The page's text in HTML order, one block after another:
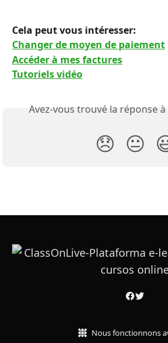
Cela peut vous intéresser:
Changer de moyen de paiement
Accéder à mes factures
Tutoriels vidéo
Avez-vous trouvé la réponse
😞 😐
Nous fonctionnons